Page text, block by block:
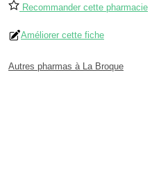
Recommander cette pharmacie
Améliorer cette fiche
Autres pharmas à La Broque